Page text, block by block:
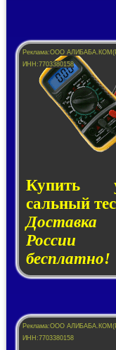
Купить
саль­ный
бесплатно!